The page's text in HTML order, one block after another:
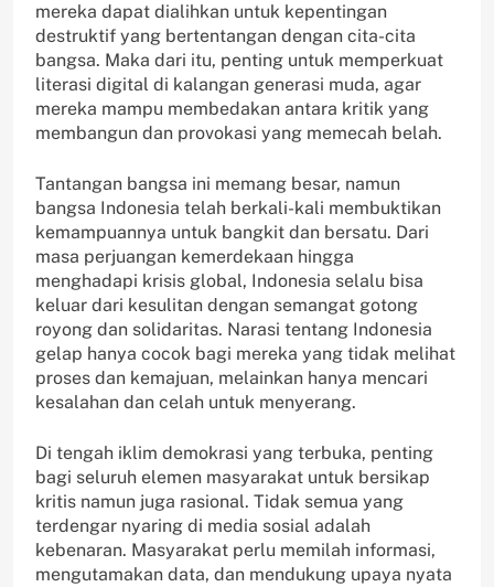
mereka dapat dialihkan untuk kepentingan
destruktif yang bertentangan dengan cita-cita
bangsa. Maka dari itu, penting untuk memperkuat
literasi digital di kalangan generasi muda, agar
mereka mampu membedakan antara kritik yang
membangun dan provokasi yang memecah belah.
Tantangan bangsa ini memang besar, namun
bangsa Indonesia telah berkali-kali membuktikan
kemampuannya untuk bangkit dan bersatu. Dari
masa perjuangan kemerdekaan hingga
menghadapi krisis global, Indonesia selalu bisa
keluar dari kesulitan dengan semangat gotong
royong dan solidaritas. Narasi tentang Indonesia
gelap hanya cocok bagi mereka yang tidak melihat
proses dan kemajuan, melainkan hanya mencari
kesalahan dan celah untuk menyerang.
Di tengah iklim demokrasi yang terbuka, penting
bagi seluruh elemen masyarakat untuk bersikap
kritis namun juga rasional. Tidak semua yang
terdengar nyaring di media sosial adalah
kebenaran. Masyarakat perlu memilah informasi,
mengutamakan data, dan mendukung upaya nyata